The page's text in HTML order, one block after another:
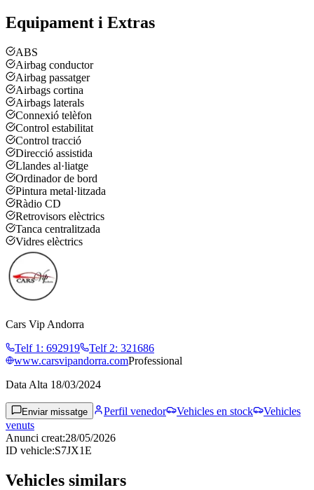
Equipament i Extras
ABS
Airbag conductor
Airbag passatger
Airbags cortina
Airbags laterals
Connexió telèfon
Control estabilitat
Control tracció
Direcció assistida
Llandes al·liatge
Ordinador de bord
Pintura metal·litzada
Ràdio CD
Retrovisors elèctrics
Tanca centralitzada
Vidres elèctrics
Cars Vip Andorra
Telf 1 : 692919 Telf 2: 321686
www.carsvipandorra.comProfessional
Data Alta 18/03/2024
Enviar missatge Perfil venedor Vehicles en stock
Vehicles
venuts
Anunci creat:28/05/2026
ID vehicle:S7JX1E
Vehicles similars